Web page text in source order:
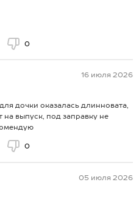
0
16 июля 2026
дочки оказалась длинновата,
на выпуск, под заправку не
0
05 июля 2026